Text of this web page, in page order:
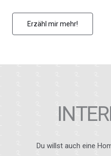
Erzähl mir mehr!
Du willst auch eine